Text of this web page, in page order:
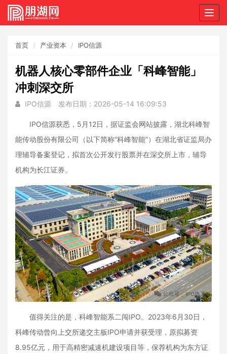
首页 产业资本 IPO信源
机器人核心零部件企业「科峰智能」
冲刺深交所
IPO信源 发布日期：2026-05-14 16:09:53
IPO信源获悉，5月12日，据证监会网站披露，湖北科峰智
能传动股份有限公司（以下简称“科峰智能”）在湖北省证监局办
理辅导备案登记，拟首次公开发行股票并在深交所上市，辅导
机构为长江证券。
值得关注的是，科峰智能系二闯IPO。2023年6月30日，
科峰传动曾向上交所递交主板IPO申请并获受理，原拟募资
8.95亿元，用于高精密减速机建设项目等，保荐机构为东方证